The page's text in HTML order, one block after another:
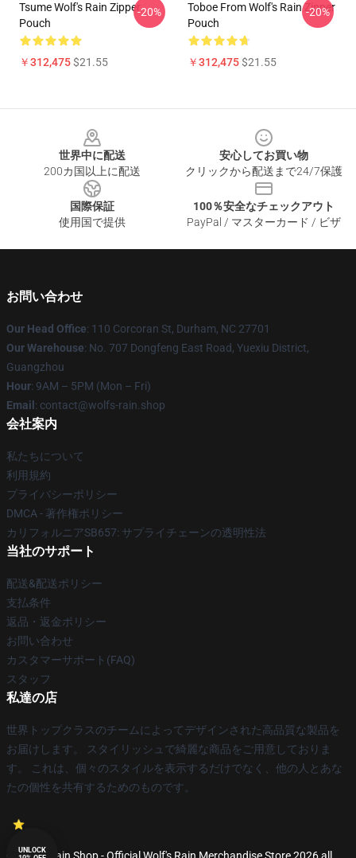
Tsume Wolf's Rain Zipper
Pouch
￥312,475$21.55
-20%
Toboe From Wolf's Rain Zipper
Pouch
￥312,475$21.55
-20%
世界中に配送
200カ国以上に配送
安心してお買い物
クリックから配送まで24/7保護
国際保証
使用国で提供
100％安全なチェックアウト
PayPal / マスターカード / ビザ
お問い合わせ
Our Head Office: 110 Corcoran St, Durham, NC 27701
Our Warehouse: No. 707 Dongfeng East Road, Yuexiu District,
Guangzhou
Hour: 9AM – 5PM (Mon – Fri)
Email : contact@wolfs-rain.shop
会社案内
私たちについて
利用規約
プライバシーポリシー
DMCA - 著作権ポリシー
カリフォルニアSB657: サプライチェーンの透明性法
当社のサポート
配送&配送ポリシー
支払条件
返品・返金ポリシー
お問い合わせ
カスタマーサポート(FAQ)
スタッフ
私達の店
世界トップクラスのチームによってデザインされた高品質な製品を
お届けします。 スタイリッシュで綺麗な商品をご用意しておりま
す。 これは、個々のスタイルを表示するだけでなく、他の人とあな
たの個性を共有するためのものです。
UNLOCK